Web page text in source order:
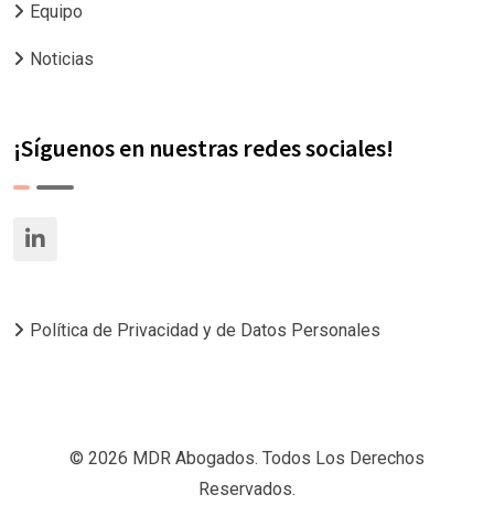
Equipo
Noticias
¡Síguenos en nuestras redes sociales!
Política de Privacidad y de Datos Personales
© 2026 MDR Abogados. Todos Los Derechos
Reservados.